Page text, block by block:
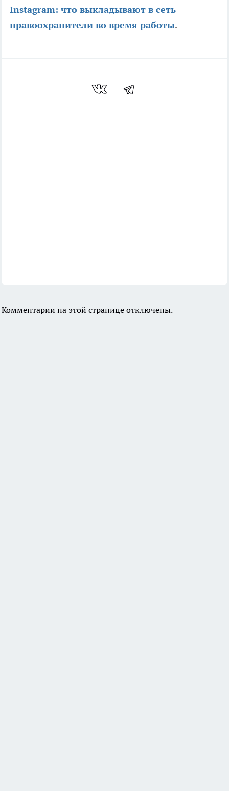
Instagram: что выкладывают в сеть
правоохранители во время работы.
Комментарии на этой странице отключены.